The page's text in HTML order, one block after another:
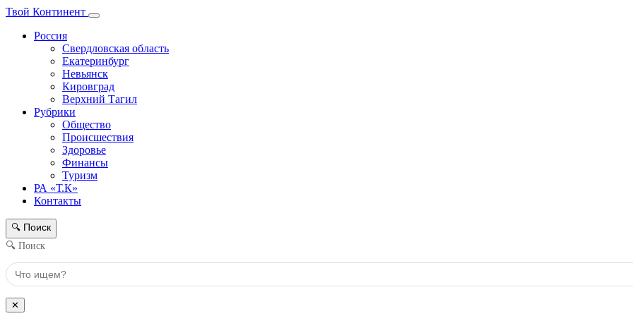
Твой Континент
Россия
Свердловская область
Екатеринбург
Невьянск
Кировград
Верхний Тагил
Рубрики
Общество
Происшествия
Здоровье
Финансы
Туризм
РА «Т.К»
Контакты
🔍 Поиск
🔍 Поиск
✕